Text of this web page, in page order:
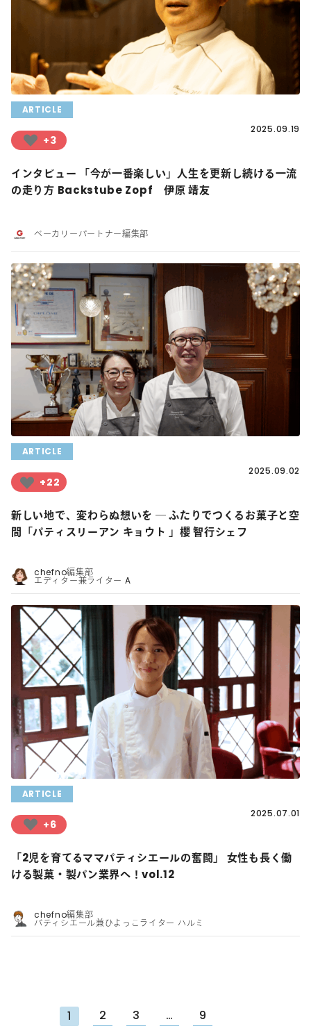
ARTICLE
+3
2025.09.19
インタビュー 「今が一番楽しい」人生を更新し続ける一流
の走り方 Backstube Zopf 伊原 靖友
ベーカリーパートナー編集部
ARTICLE
+22
2025.09.02
新しい地で、変わらぬ想いを ― ふたりでつくるお菓子と空
間「パティスリーアン キョウト 」櫻 智行シェフ
chefno編集部
エディター兼ライター A
ARTICLE
+6
2025.07.01
「2児を育てるママパティシエールの奮闘」 女性も長く働
ける製菓・製パン業界へ！vol.12
chefno編集部
パティシエール兼ひよっこライター ハルミ
1 2 3 … 9